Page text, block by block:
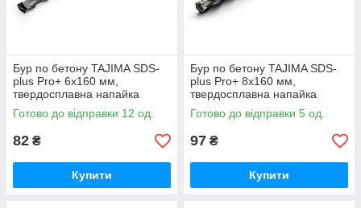
Бур по бетону TAJIMA SDS-
plus Pro+ 6x160 мм,
твердосплавна напайка
YG8C
Готово до відправки 12 од.
82 ₴
Купити
Бур по бетону TAJIMA SDS-
plus Pro+ 8x160 мм,
твердосплавна напайка
YG8C
Готово до відправки 5 од.
97 ₴
Купити